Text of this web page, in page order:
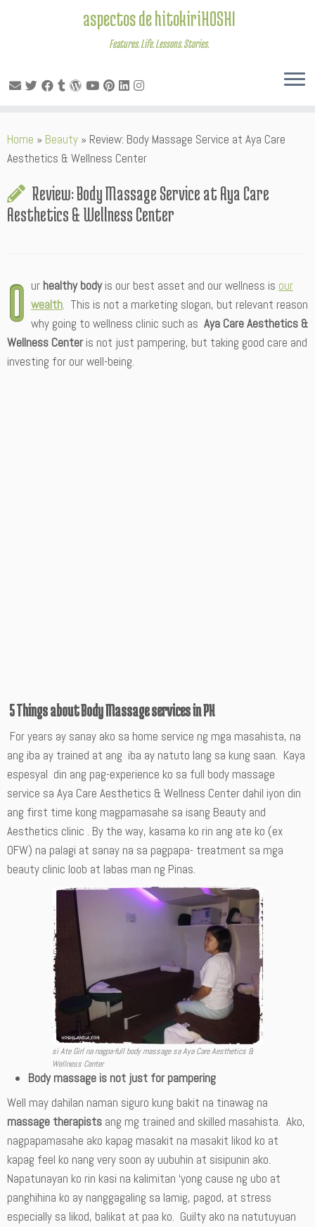
to
content
aspectos de hitokiriHOSHI
Features. Life. Lessons. Stories.
Home » Beauty » Review: Body Massage Service at Aya Care
Aesthetics & Wellness Center
Review: Body Massage Service at Aya Care
Aesthetics & Wellness Center
O ur healthy bodyis our best asset and our wellness is our
wealth. This is not a marketing slogan, but relevant reason
why going to wellness clinic such as Aya Care Aesthetics &
Wellness Center is not just pampering, but taking good care and
investing for our well-being.
5 Things about Body Massage services in PH
For years ay sanay ako sa home service ng mga masahista, na
ang iba ay trained at ang iba ay natuto lang sa kung saan. Kaya
espesyal din ang pag-experience ko sa full body massage
service sa Aya Care Aesthetics & Wellness Center dahil iyon din
ang first time kong magpamasahe sa isang Beauty and
Aesthetics clinic . By the way, kasama ko rin ang ate ko (ex
OFW) na palagi at sanay na sa pagpapa- treatment sa mga
beauty clinic loob at labas man ng Pinas.
si Ate Girl na nagpa-full body massage sa Aya Care Aesthetics &
Wellness Center
Body massage is not just for pampering
Well may dahilan naman siguro kung bakit na tinawag na
massage therapists ang mg trained and skilled masahista. Ako,
nagpapamasahe ako kapag masakit na masakit likod ko at
kapag feel ko nang very soon ay uubuhin at sisipunin ako.
Napatunayan ko rin kasi na kalimitan ‘yong cause ng ubo at
panghihina ko ay nanggagaling sa lamig, pagod, at stress
especially sa likod, balikat at paa ko. Guilty ako na natutuyuan